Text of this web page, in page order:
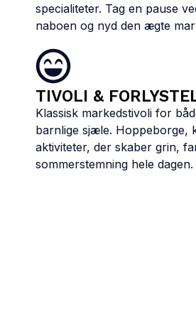
specialiteter. Tag en pause
naboen og nyd den ægte
TIVOLI &
Klassisk markedstivoli for
barnlige sjæle. Hoppeborge,
aktiviteter, der skaber grin,
sommerstemning hele dagen.